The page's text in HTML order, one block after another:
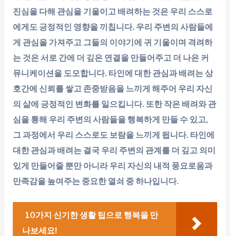
진심을 다해 관심을 기울이고 배려하는 것은 우리 스스로
에게도 긍정적인 영향을 끼칩니다. 우리 주변의 사람들에
게 관심을 가져주고 그들의 이야기에 귀 기울이며 격려하
는 것은 서로 간에 더 깊은 연결을 만들어주고 더 나은 커
뮤니케이션을 도모합니다. 타인에 대한 관심과 배려는 상
호간에 신뢰를 쌓고 존중받음을 느끼게 해주어 우리 자신
의 삶에 긍정적인 변화를 일으킵니다. 또한 작은 배려와 관
심을 통해 우리 주변의 사람들을 행복하게 만들 수 있고,
그 과정에서 우리 스스로도 보람을 느끼게 됩니다. 타인에
대한 관심과 배려는 결국 우리 주변의 관계를 더 깊고 의미
있게 만들어줄 뿐만 아니라 우리 자신의 내적 풍요로움과
만족감을 높여주는 중요한 열쇠 중 하나입니다.
10가지 신기한 생활 팁으로 행복을 만
나보세요!